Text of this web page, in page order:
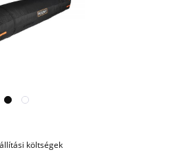
költségek